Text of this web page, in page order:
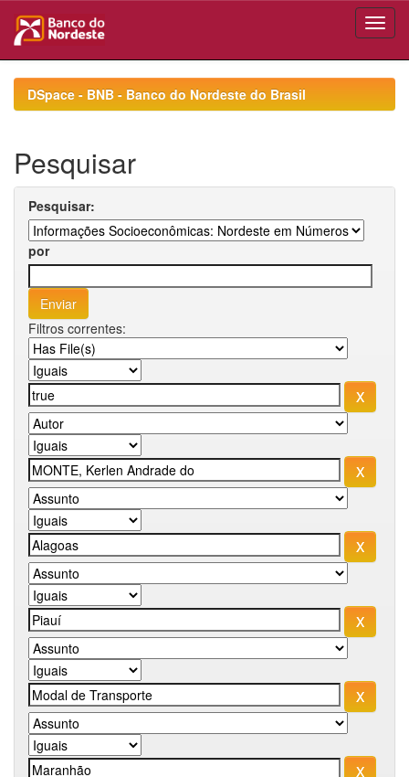
navigationDSpace - BNB - Banco do Nordeste do Brasil
Pesquisar
Pesquisar:
por
Filtros correntes: